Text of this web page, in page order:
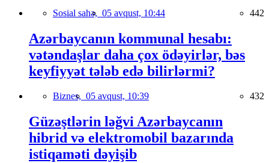
Sosial sahə, 05 avqust, 10:44 442
Azərbaycanın kommunal hesabı:
vətəndaşlar daha çox ödəyirlər, bəs
keyfiyyət tələb edə bilirlərmi?
Biznes, 05 avqust, 10:39 432
Güzəştlərin ləğvi Azərbaycanın
hibrid və elektromobil bazarında
istiqaməti dəyişib